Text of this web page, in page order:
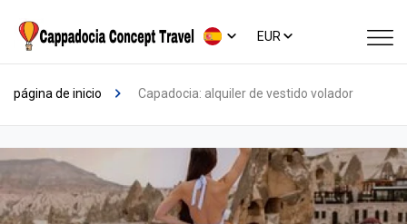
EUR
página de inicio Capadocia: alquiler de vestido volador